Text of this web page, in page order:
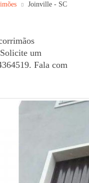
Joinville - SC
um
Fala com